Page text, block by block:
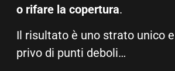
o rifare la copertura.
Il risultato è uno strato unico
privo di punti deboli…